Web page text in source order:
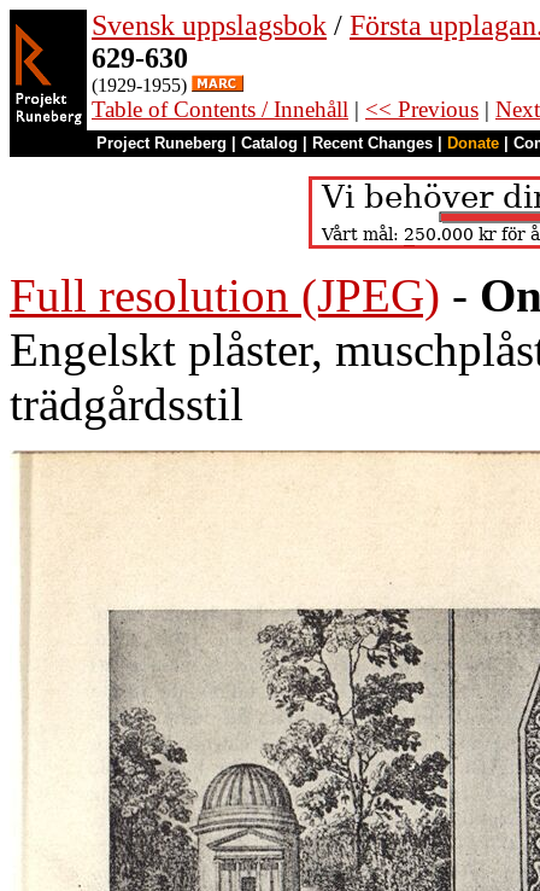
Svensk uppslagsbok / Första
629-630
(1929-1955)
Table of Contents / Innehåll | << Previous |
Project Runeberg Catalog Recent Changes Donate
Full resolution (JPEG) -
Engelskt plåster,
trädgårdsstil